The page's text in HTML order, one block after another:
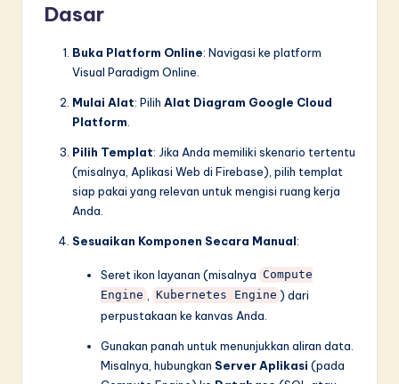
Dasar
Buka Platform Online: Navigasi ke platform
Visual Paradigm Online.
Mulai Alat: Pilih Alat Diagram Google Cloud
Platform
Pilih Templat: Jika Anda memiliki skenario tertentu
(misalnya, Aplikasi Web di Firebase), pilih templat
siap pakai yang relevan untuk mengisi ruang kerja
Anda.
Sesuaikan Komponen Secara Manual:
Seret ikon layanan (misalnya Compute
Engine
Kubernetes Engine ) dari
perpustakaan ke kanvas Anda.
Gunakan panah untuk menunjukkan aliran data.
Misalnya, hubungkan Server Aplikasi (pada